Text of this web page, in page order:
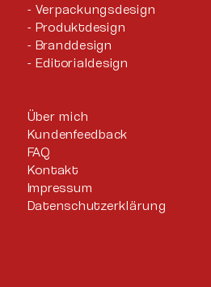
Verpackungsdesign
Produktdesign
Branddesign
Editorialdesign
Über mich
Kundenfeedback
FAQ
Kontakt
Impressum
Datenschutzerklärung